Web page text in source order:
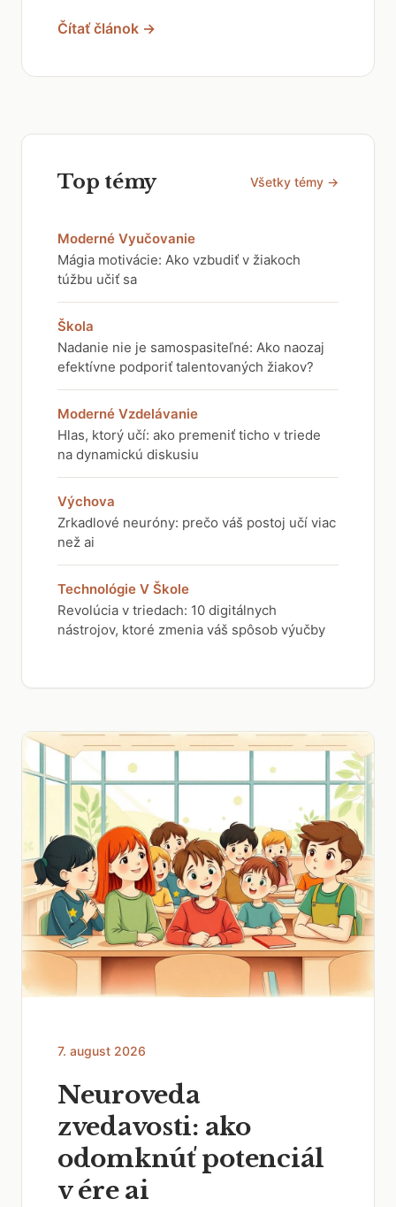
Čítať článok →
Top témy Všetky témy →
Moderné Vyučovanie
Mágia motivácie: Ako vzbudiť v žiakoch
túžbu učiť sa
Škola
Nadanie nie je samospasiteľné: Ako naozaj
efektívne podporiť talentovaných žiakov?
Moderné Vzdelávanie
Hlas, ktorý učí: ako premeniť ticho v triede
na dynamickú diskusiu
Výchova
Zrkadlové neuróny: prečo váš postoj učí viac
než ai
Technológie V Škole
Revolúcia v triedach: 10 digitálnych
nástrojov, ktoré zmenia váš spôsob výučby
7. august 2026
Neuroveda
zvedavosti: ako
odomknúť potenciál
v ére ai